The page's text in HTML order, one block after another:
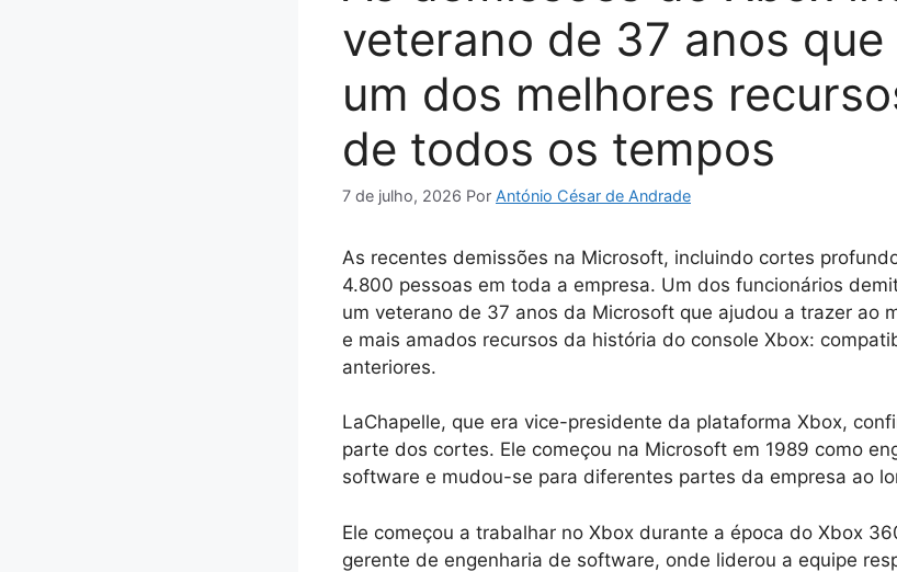
veterano de 37 anos
um dos melhores
de todos os tempos
7 de julho, 2026 Por António César de Andrade
As recentes demissões na Microsoft, incluindo cortes
4.800 pessoas em toda a empresa. Um dos funcionários
um veterano de 37 anos da Microsoft que ajudou a trazer ao
e mais amados recursos da história do console Xbox:
anteriores.
LaChapelle, que era vice-presidente da plataforma Xbox,
parte dos cortes. Ele começou na Microsoft em 1989 como
software e mudou-se para diferentes partes da empresa ao
Ele começou a trabalhar no Xbox durante a época do Xbox
gerente de engenharia de software, onde liderou a equipe